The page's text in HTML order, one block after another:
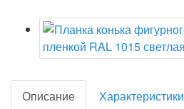
Описание Характеристики